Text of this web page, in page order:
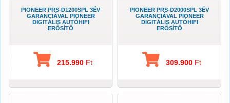
PIONEER PRS-D1200SPL 3ÉV
GARANCIÁVAL PIONEER
DIGITÁLIS AUTÓHIFI
ERŐSÍTŐ
215.990 Ft
PIONEER PRS-D2000SPL 3ÉV
GARANCIÁVAL PIONEER
DIGITÁLIS AUTÓHIFI
ERŐSÍTŐ
309.900 Ft